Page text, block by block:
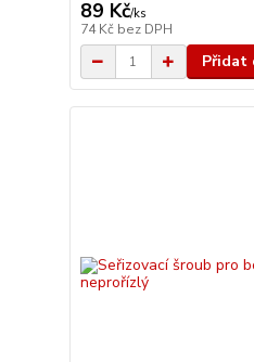
89 Kč/ks
74 Kč bez DPH
Přidat